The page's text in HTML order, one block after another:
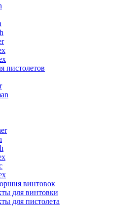
пистолетов
винтовок
для винтовки
для пистолета